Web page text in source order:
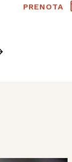
PRENOTA